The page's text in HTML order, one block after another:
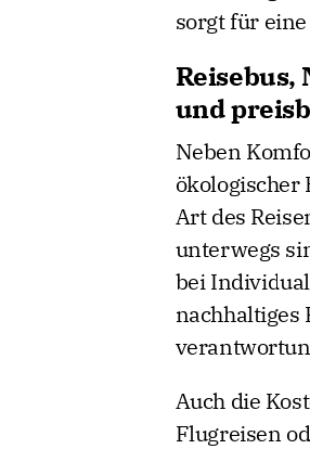
sorgt für
und
Neben
ökologischer
Art des
unterwegs
bei
nachhaltiges
Auch die
Flugreisen